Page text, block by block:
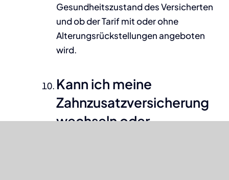
Gesundheitszustand des Versicherten
und ob der Tarif mit oder ohne
Alterungsrückstellungen angeboten
wird.
Kann ich meine
Zahnzusatzversicherung
wechseln oder